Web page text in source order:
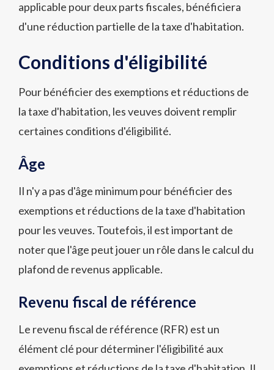
applicable pour deux parts fiscales, bénéficiera
d'une réduction partielle de la taxe d'habitation.
Conditions d'éligibilité
Pour bénéficier des exemptions et réductions de
la taxe d'habitation, les veuves doivent remplir
certaines conditions d'éligibilité.
Âge
Il n'y a pas d'âge minimum pour bénéficier des
exemptions et réductions de la taxe d'habitation
pour les veuves. Toutefois, il est important de
noter que l'âge peut jouer un rôle dans le calcul du
plafond de revenus applicable.
Revenu fiscal de référence
Le revenu fiscal de référence (RFR) est un
élément clé pour déterminer l'éligibilité aux